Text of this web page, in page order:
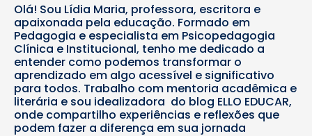
Olá! Sou Lídia Maria, professora, escritora e
apaixonada pela educação. Formado em
Pedagogia e especialista em Psicopedagogia
Clínica e Institucional, tenho me dedicado a
entender como podemos transformar o
aprendizado em algo acessível e significativo
para todos. Trabalho com mentoria acadêmica e
literária e sou idealizadora do blog ELLO EDUCAR,
onde compartilho experiências e reflexões que
podem fazer a diferença em sua jornada